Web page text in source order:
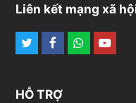
Liên kết mạng xã
TwitterFacebook
Whatsapp
HỖ TRỢ